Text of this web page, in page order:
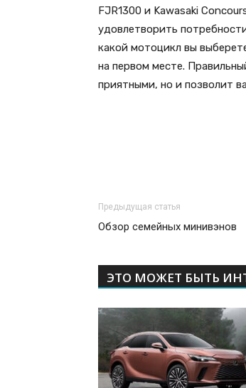
FJR1300 и Kawasaki
удовлетворить
какой мотоцикл вы
на первом месте.
приятными, но и позволит
Предыдущая статья
Обзор семейных минивэнов
ЭТО МОЖЕТ БЫТЬ